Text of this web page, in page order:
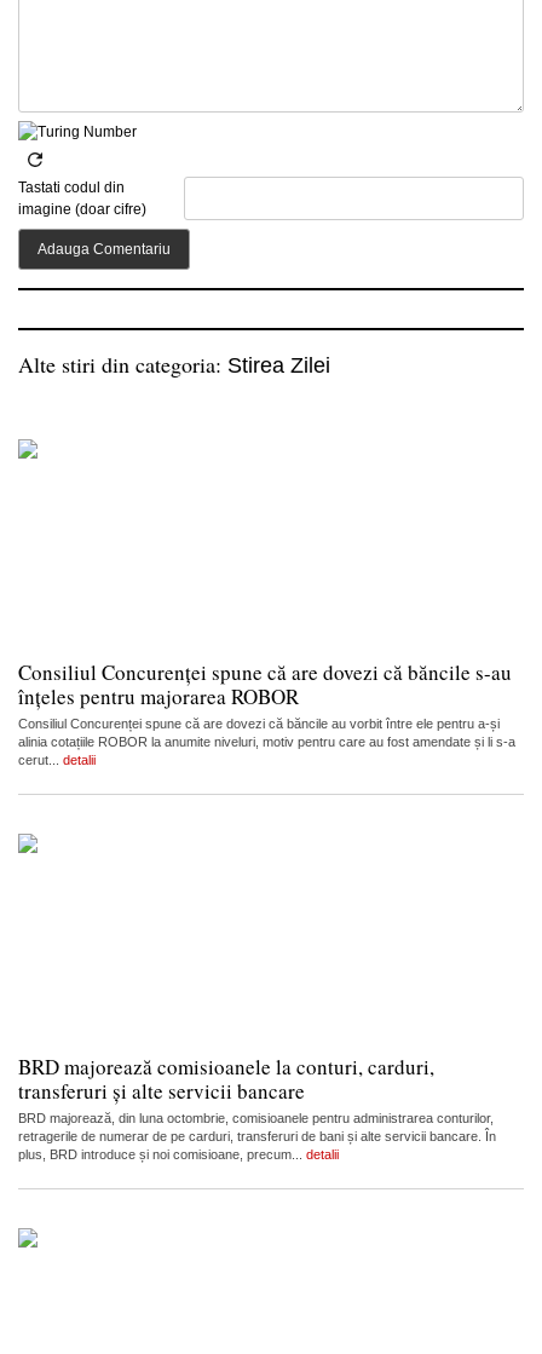
Tastati codul din
imagine (doar cifre)
Alte stiri din categoria: Stirea Zilei
Consiliul Concurenței spune că are dovezi că băncile s-au
înțeles pentru majorarea ROBOR
Consiliul Concurenței spune că are dovezi că băncile au vorbit între ele pentru a-și
alinia cotațiile ROBOR la anumite niveluri, motiv pentru care au fost amendate și li s-a
cerut... detalii
BRD majorează comisioanele la conturi, carduri,
transferuri și alte servicii bancare
BRD majorează, din luna octombrie, comisioanele pentru administrarea conturilor,
retragerile de numerar de pe carduri, transferuri de bani și alte servicii bancare. În
plus, BRD introduce și noi comisioane, precum... detalii